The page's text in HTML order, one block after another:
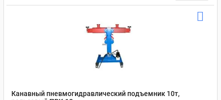
Канавный пневмогидравлический подъемник 10т,